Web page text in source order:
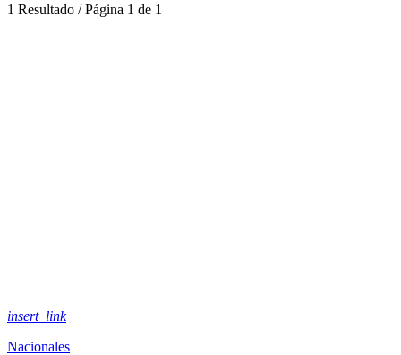
1 Resultado / Página 1 de 1
insert_link
Nacionales